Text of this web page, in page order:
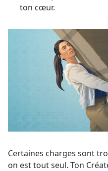
ton cœur.
Certaines charges sont
on est tout seul. Ton